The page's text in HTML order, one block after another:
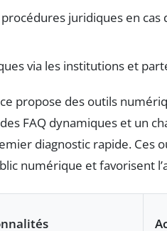
juridiques en
via les institutions et
propose des outils
FAQ dynamiques et un
diagnostic rapide. Ces
numérique et favorisent